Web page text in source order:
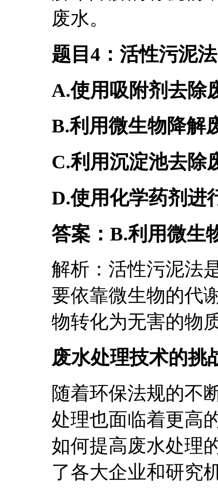
废水。
题目4：活性污泥
A.使用吸附剂去除
B.利用微生物降解
C.利用沉淀池去除
D.使用化学药剂进
答案：B.利用微生
解析：活性污泥法
要依靠微生物的代
物转化为无害的物
废水处理技术的挑
随着环保法规的不
处理也面临着更高
如何提高废水处理
了各大企业和研究